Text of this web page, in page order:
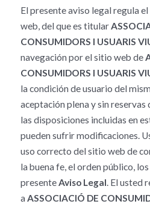
El presente aviso legal regula
web, del que es titular
CONSUMIDORS I USUARIS
navegación por el sitio web de
CONSUMIDORS I USUARIS
la condición de usuario del
aceptación plena y sin reservas
las disposiciones incluidas en
pueden sufrir modificaciones.
uso correcto del sitio web de
la buena fe, el orden público,
presenteAviso Legal. El usted
a ASSOCIACIÓ DE